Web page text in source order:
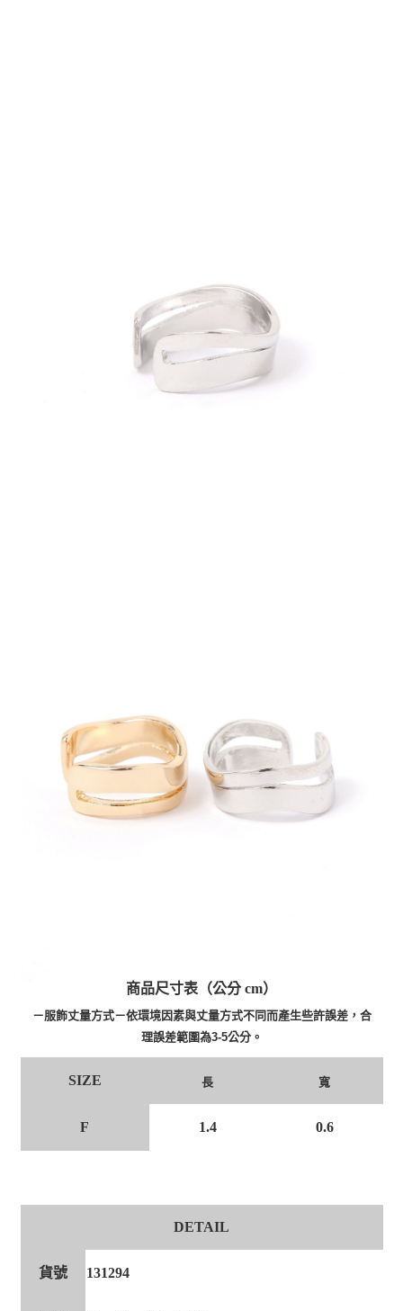
商品尺寸表（公分 cm）
－服飾丈量方式－依環境因素與丈量方式不同而產生些許誤差，合
理誤差範圍為3-5公分。
SIZE 長 寬
F 1.4 0.6
DETAIL
貨號 131294